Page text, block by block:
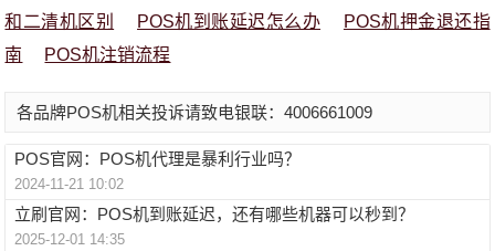
和二清机区别
POS机到账延迟怎么办
POS机押金退还指
南
POS机注销流程
各品牌POS机相关投诉请致电银联：4006661009
POS官网：POS机代理是暴利行业吗？
2024-11-21 10:02
立刷官网：POS机到账延迟，还有哪些机器可以秒到？
2025-12-01 14:35